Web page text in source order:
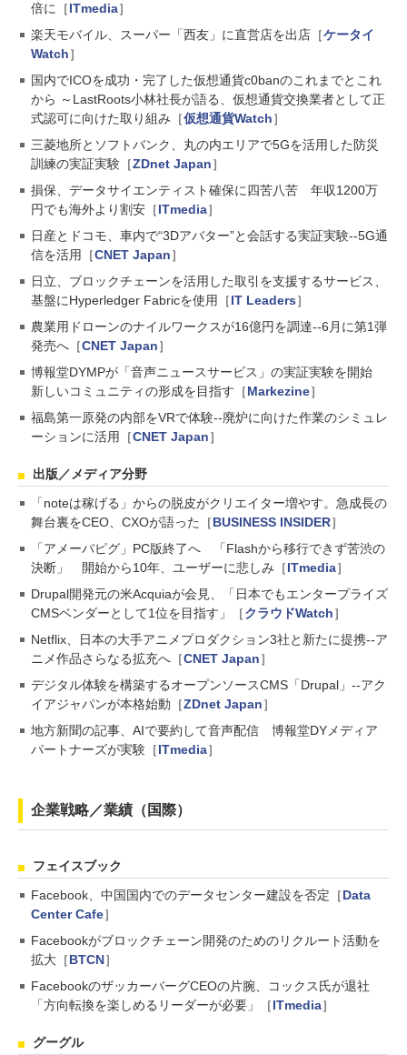
倍に［ITmedia］
楽天モバイル、スーパー「西友」に直営店を出店［ケータイ
Watch］
国内でICOを成功・完了した仮想通貨c0banのこれまでとこれ
から ～LastRoots小林社長が語る、仮想通貨交換業者として正
式認可に向けた取り組み［仮想通貨Watch］
三菱地所とソフトバンク、丸の内エリアで5Gを活用した防災
訓練の実証実験［ZDnet Japan］
損保、データサイエンティスト確保に四苦八苦 年収1200万
円でも海外より割安［ITmedia］
日産とドコモ、車内で“3Dアバター”と会話する実証実験--5G通
信を活用［CNET Japan］
日立、ブロックチェーンを活用した取引を支援するサービス、
基盤にHyperledger Fabricを使用［IT Leaders］
農業用ドローンのナイルワークスが16億円を調達--6月に第1弾
発売へ［CNET Japan］
博報堂DYMPが「音声ニュースサービス」の実証実験を開始
新しいコミュニティの形成を目指す［Markezine］
福島第一原発の内部をVRで体験--廃炉に向けた作業のシミュレ
ーションに活用［CNET Japan］
出版／メディア分野
「noteは稼げる」からの脱皮がクリエイター増やす。急成長の
舞台裏をCEO、CXOが語った［BUSINESS INSIDER］
「アメーバピグ」PC版終了へ 「Flashから移行できず苦渋の
決断」 開始から10年、ユーザーに悲しみ［ITmedia］
Drupal開発元の米Acquiaが会見、「日本でもエンタープライズ
CMSベンダーとして1位を目指す」［クラウドWatch］
Netflix、日本の大手アニメプロダクション3社と新たに提携--ア
ニメ作品さらなる拡充へ［CNET Japan］
デジタル体験を構築するオープンソースCMS「Drupal」--アク
イアジャパンが本格始動［ZDnet Japan］
地方新聞の記事、AIで要約して音声配信 博報堂DYメディア
パートナーズが実験［ITmedia］
企業戦略／業績（国際）
フェイスブック
Facebook、中国国内でのデータセンター建設を否定［Data
Center Cafe］
Facebookがブロックチェーン開発のためのリクルート活動を
拡大［BTCN］
FacebookのザッカーバーグCEOの片腕、コックス氏が退社
「方向転換を楽しめるリーダーが必要」［ITmedia］
グーグル